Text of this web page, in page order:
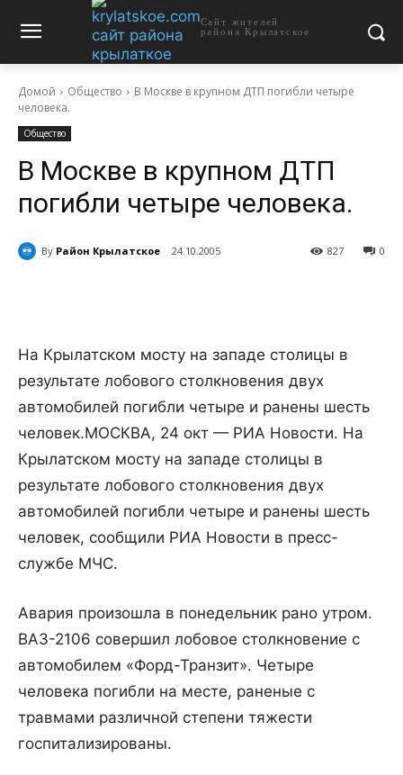
Сайт жителей
района Крылатское
Домой Общество
В Москве в крупном ДТП погибли четыре
человека.
Общество
В Москве в крупном ДТП
погибли четыре человека.
By Район Крылатское 24.10.2005 0
827
На Крылатском мосту на западе столицы в
результате лобового столкновения двух
автомобилей погибли четыре и ранены шесть
человек.МОСКВА, 24 окт — РИА Новости. На
Крылатском мосту на западе столицы в
результате лобового столкновения двух
автомобилей погибли четыре и ранены шесть
человек, сообщили РИА Новости в пресс-
службе МЧС.
Авария произошла в понедельник рано утром.
ВАЗ-2106 совершил лобовое столкновение с
автомобилем «Форд-Транзит». Четыре
человека погибли на месте, раненые с
травмами различной степени тяжести
госпитализированы.